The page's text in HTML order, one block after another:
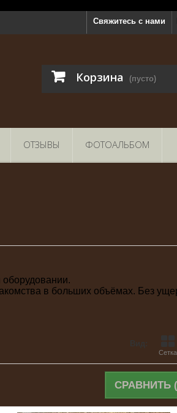
Свяжитесь с нами
Корзина (пусто)
ОТЗЫВЫ ФОТОАЛЬБОМ
в больших объёмах. Без
Сетка
СРАВНИТЬ (